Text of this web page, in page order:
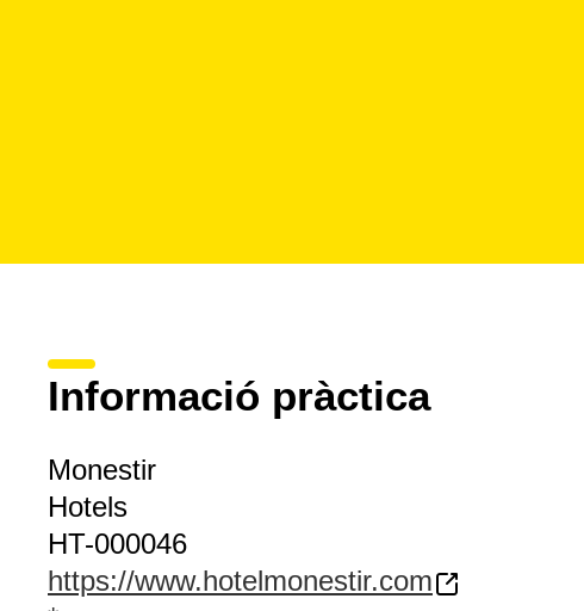
Informació pràctica
Monestir
Hotels
HT-000046
https://www.hotelmonestir.com